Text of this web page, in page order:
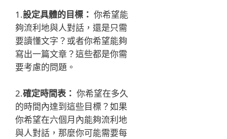
1.設定具體的目標： 你希望能
夠流利地與人對話，還是只需
要讀懂文字？或者你希望能夠
寫出一篇文章？這些都是你需
要考慮的問題。
2.確定時間表： 你希望在多久
的時間內達到這些目標？如果
你希望在六個月內能夠流利地
與人對話，那麼你可能需要每